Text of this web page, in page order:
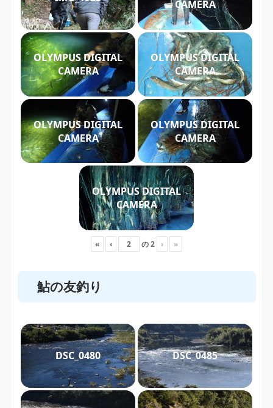
CAMERA
OLYMPUS DIGITAL
CAMERA
OLYMPUS DIGITAL
CAMERA
OLYMPUS DIGITAL
CAMERA
OLYMPUS DIGITAL
CAMERA
OLYMPUS DIGITAL
CAMERA
« ‹ の2 › »
鮎の友釣り
DSC_0480 DSC_0485